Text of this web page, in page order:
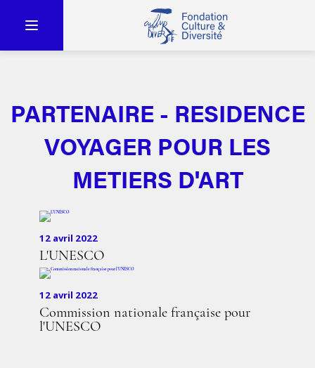
PARTENAIRE - RESIDENCE
VOYAGER POUR LES
METIERS D'ART
12 avril 2022
L'UNESCO
12 avril 2022
Commission nationale française pour
l'UNESCO